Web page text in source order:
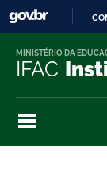
IFAC
MINISTÉRIO DA